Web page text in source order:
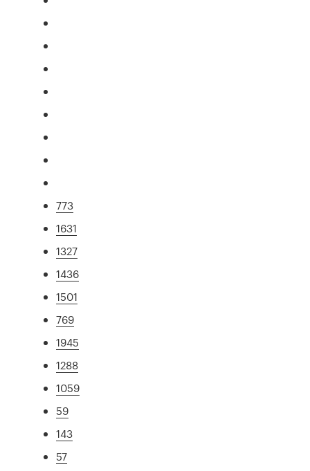
773
1631
1327
1436
1501
769
1945
1288
1059
59
143
57